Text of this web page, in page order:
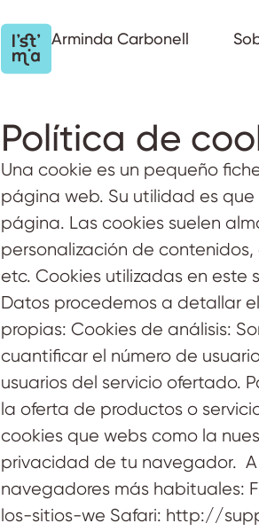
Arminda Carbonell
Política de
Una cookie es un pequeño
página web. Su utilidad es
página. Las cookies suelen
personalización de
etc. Cookies utilizadas en este
Datos procedemos a detallar
propias: Cookies de análisis:
cuantificar el número de
usuarios del servicio ofertado.
la oferta de productos o
cookies que webs como la
privacidad de tu navegador.
navegadores más
los-sitios-we Safari: http://